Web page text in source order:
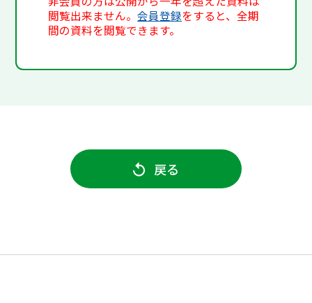
閲覧出来ません。会員登録をすると、全期
間の資料を閲覧できます。
戻る